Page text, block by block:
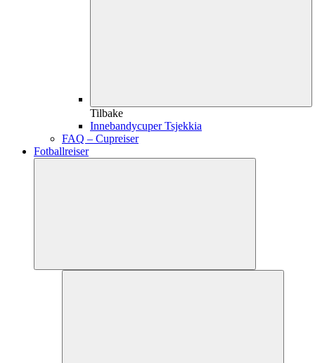
Tilbake
Innebandycuper Tsjekkia
FAQ – Cupreiser
Fotballreiser